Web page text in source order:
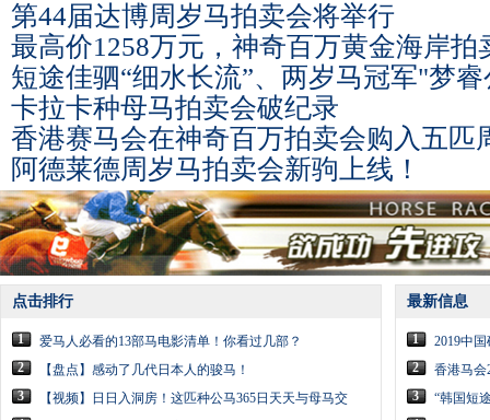
第44届达博周岁马拍卖会将举行
最高价1258万元，神奇百万黄金海岸拍
短途佳驷“细水长流”、两岁马冠军"梦
卡拉卡种母马拍卖会破纪录
香港赛马会在神奇百万拍卖会购入五匹
阿德莱德周岁马拍卖会新驹上线！
点击排行
1
爱马人必看的13部马电影清单！你看过几部？
2
【盘点】感动了几代日本人的骏马！
3
【视频】日日入洞房！这匹种公马365日天天与母马交
最新信息
1
2019中
2
香港马会
3
“韩国短